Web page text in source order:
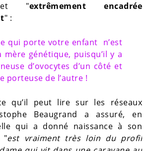
"extrêmement encadrée
" :
qui porte votre enfant n’est
mère génétique, puisqu’il y a
d’ovocytes d’un côté et
porteuse de l’autre !
qu’il peut lire sur les réseaux
Beaugrand a assuré, en
qui a donné naissance à son
"est vraiment très loin du profil